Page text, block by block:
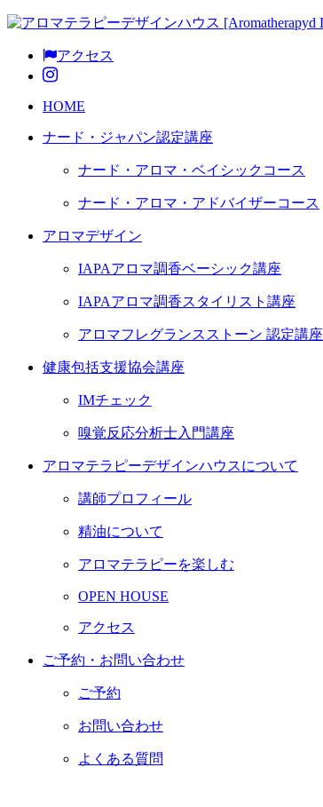
アクセス
HOME
ナード・ジャパン認定講座
ナード・アロマ・ベイシックコース
ナード・アロマ・アドバイザーコース
アロマデザイン
IAPAアロマ調香ベーシック講座
IAPAアロマ調香スタイリスト講座
アロマフレグランスストーン 認定講座
健康包括支援協会講座
IMチェック
嗅覚反応分析士入門講座
アロマテラピーデザインハウスについて
講師プロフィール
精油について
アロマテラピーを楽しむ
OPEN HOUSE
アクセス
ご予約・お問い合わせ
ご予約
お問い合わせ
よくある質問